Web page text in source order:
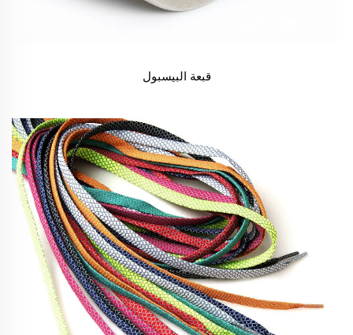
قبعة البيسبول